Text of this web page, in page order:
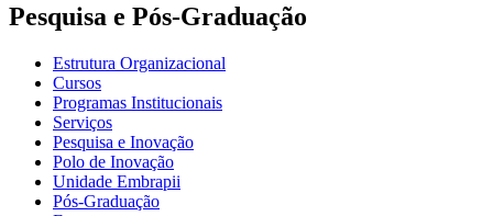
Pesquisa e Pós-Graduação
Estrutura Organizacional
Cursos
Programas Institucionais
Serviços
Pesquisa e Inovação
Polo de Inovação
Unidade Embrapii
Pós-Graduação